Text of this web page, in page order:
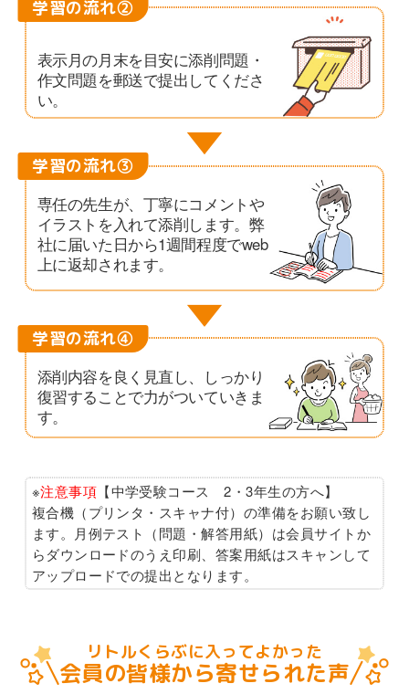
学習の流れ②
表示月の月末を目安に添削問題・
作文問題を郵送で提出してくださ
い。
学習の流れ③
専任の先生が、丁寧にコメントや
イラストを入れて添削します。弊
社に届いた日から1週間程度でweb
上に返却されます。
学習の流れ④
添削内容を良く見直し、しっかり
復習することで力がついていきま
す。
※注意事項 【中学受験コース 2・3年生の方へ】
複合機（プリンタ・スキャナ付）の準備をお願い致し
ます。月例テスト（問題・解答用紙）は会員サイトか
らダウンロードのうえ印刷、答案用紙はスキャンして
アップロードでの提出となります。
リトルくらぶに入ってよかった
会員の皆様から寄せられた声